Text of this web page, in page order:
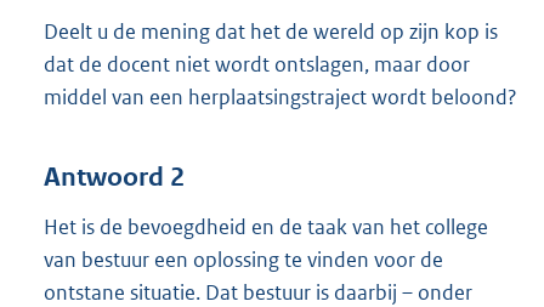
Deelt u de mening dat het de wereld op zijn kop is
dat de docent niet wordt ontslagen, maar door
middel van een herplaatsingstraject wordt beloond?
Antwoord 2
Het is de bevoegdheid en de taak van het college
van bestuur een oplossing te vinden voor de
ontstane situatie. Dat bestuur is daarbij – onder